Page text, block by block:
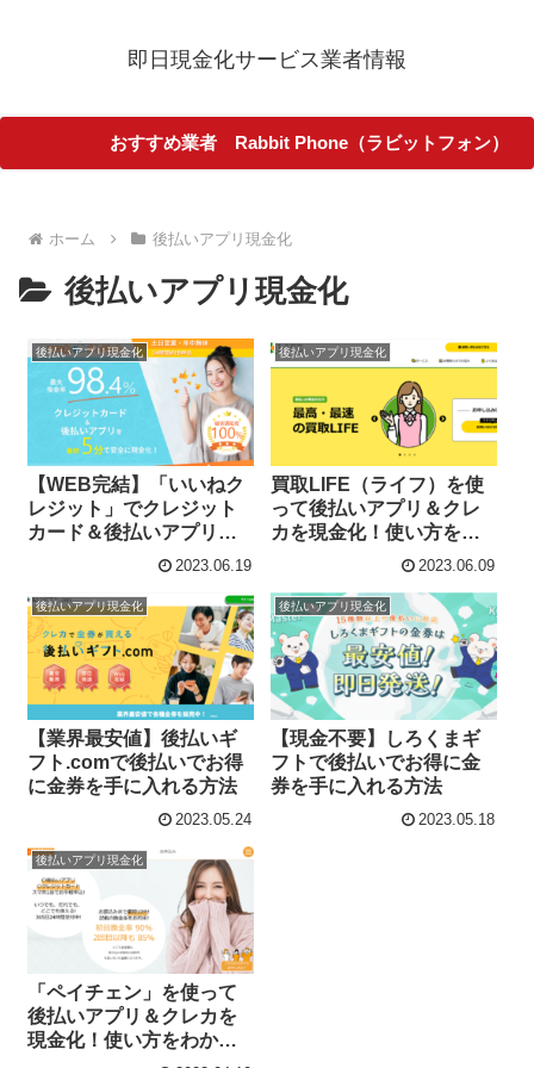
即日現金化サービス業者情報
おすすめ業者 Rabbit Phone（ラビットフォン）
ホーム 後払いアプリ現金化
後払いアプリ現金化
後払いアプリ現金化
【WEB完結】「いいねク
レジット」でクレジット
カード＆後払いアプリが
即お得に現金化！2023.06.19
後払いアプリ現金化
買取LIFE（ライフ）を使
って後払いアプリ＆クレ
カを現金化！使い方をわ
かりやすく解説【対応ア
2023.06.09
後払いアプリ現金化
【業界最安値】後払いギ
フト.comで後払いでお得
に金券を手に入れる方法
2023.05.24
後払いアプリ現金化
【現金不要】しろくまギ
フトで後払いでお得に金
券を手に入れる方法
2023.05.18
後払いアプリ現金化
「ペイチェン」を使って
後払いアプリ＆クレカを
現金化！使い方をわかり